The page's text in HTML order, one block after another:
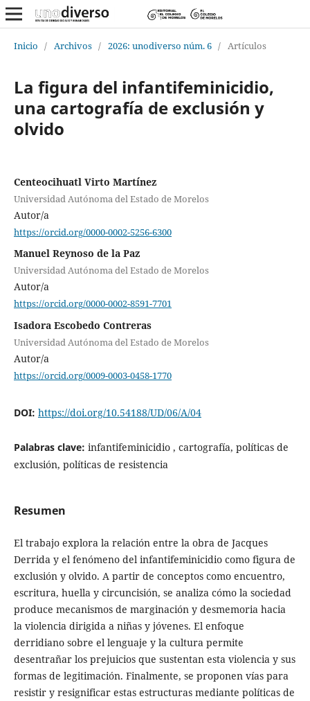
Inicio / Archivos / 2026: unodiverso núm. 6 / Artículos
La figura del infantifeminicidio,
una cartografía de exclusión y
olvido
Centeocihuatl Virto Martínez
Universidad Autónoma del Estado de Morelos
Autor/a
https://orcid.org/0000-0002-5256-6300
Manuel Reynoso de la Paz
Universidad Autónoma del Estado de Morelos
Autor/a
https://orcid.org/0000-0002-8591-7701
Isadora Escobedo Contreras
Universidad Autónoma del Estado de Morelos
Autor/a
https://orcid.org/0009-0003-0458-1770
DOI: https://doi.org/10.54188/UD/06/A/04
Palabras clave: infantifeminicidio , cartografía, políticas de
exclusión, políticas de resistencia
Resumen
El trabajo explora la relación entre la obra de Jacques
Derrida y el fenómeno del infantifeminicidio como figura de
exclusión y olvido. A partir de conceptos como encuentro,
escritura, huella y circuncisión, se analiza cómo la sociedad
produce mecanismos de marginación y desmemoria hacia
la violencia dirigida a niñas y jóvenes. El enfoque
derridiano sobre el lenguaje y la cultura permite
desentrañar los prejuicios que sustentan esta violencia y sus
formas de legitimación. Finalmente, se proponen vías para
resistir y resignificar estas estructuras mediante políticas de